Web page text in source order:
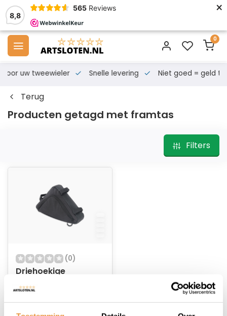
8,8
565 Reviews ×
0
voor uw tweewieler Snelle levering Niet goed = geld
Terug
Producten getagd met framtas
Filters
(0)
Driehoekige
Niet op voorraad